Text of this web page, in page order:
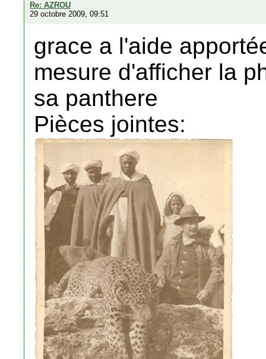
Re: AZROU
29 octobre 2009, 09:51
grace a l'aide
mesure d'afficher la
sa panthere
Pièces jointes: